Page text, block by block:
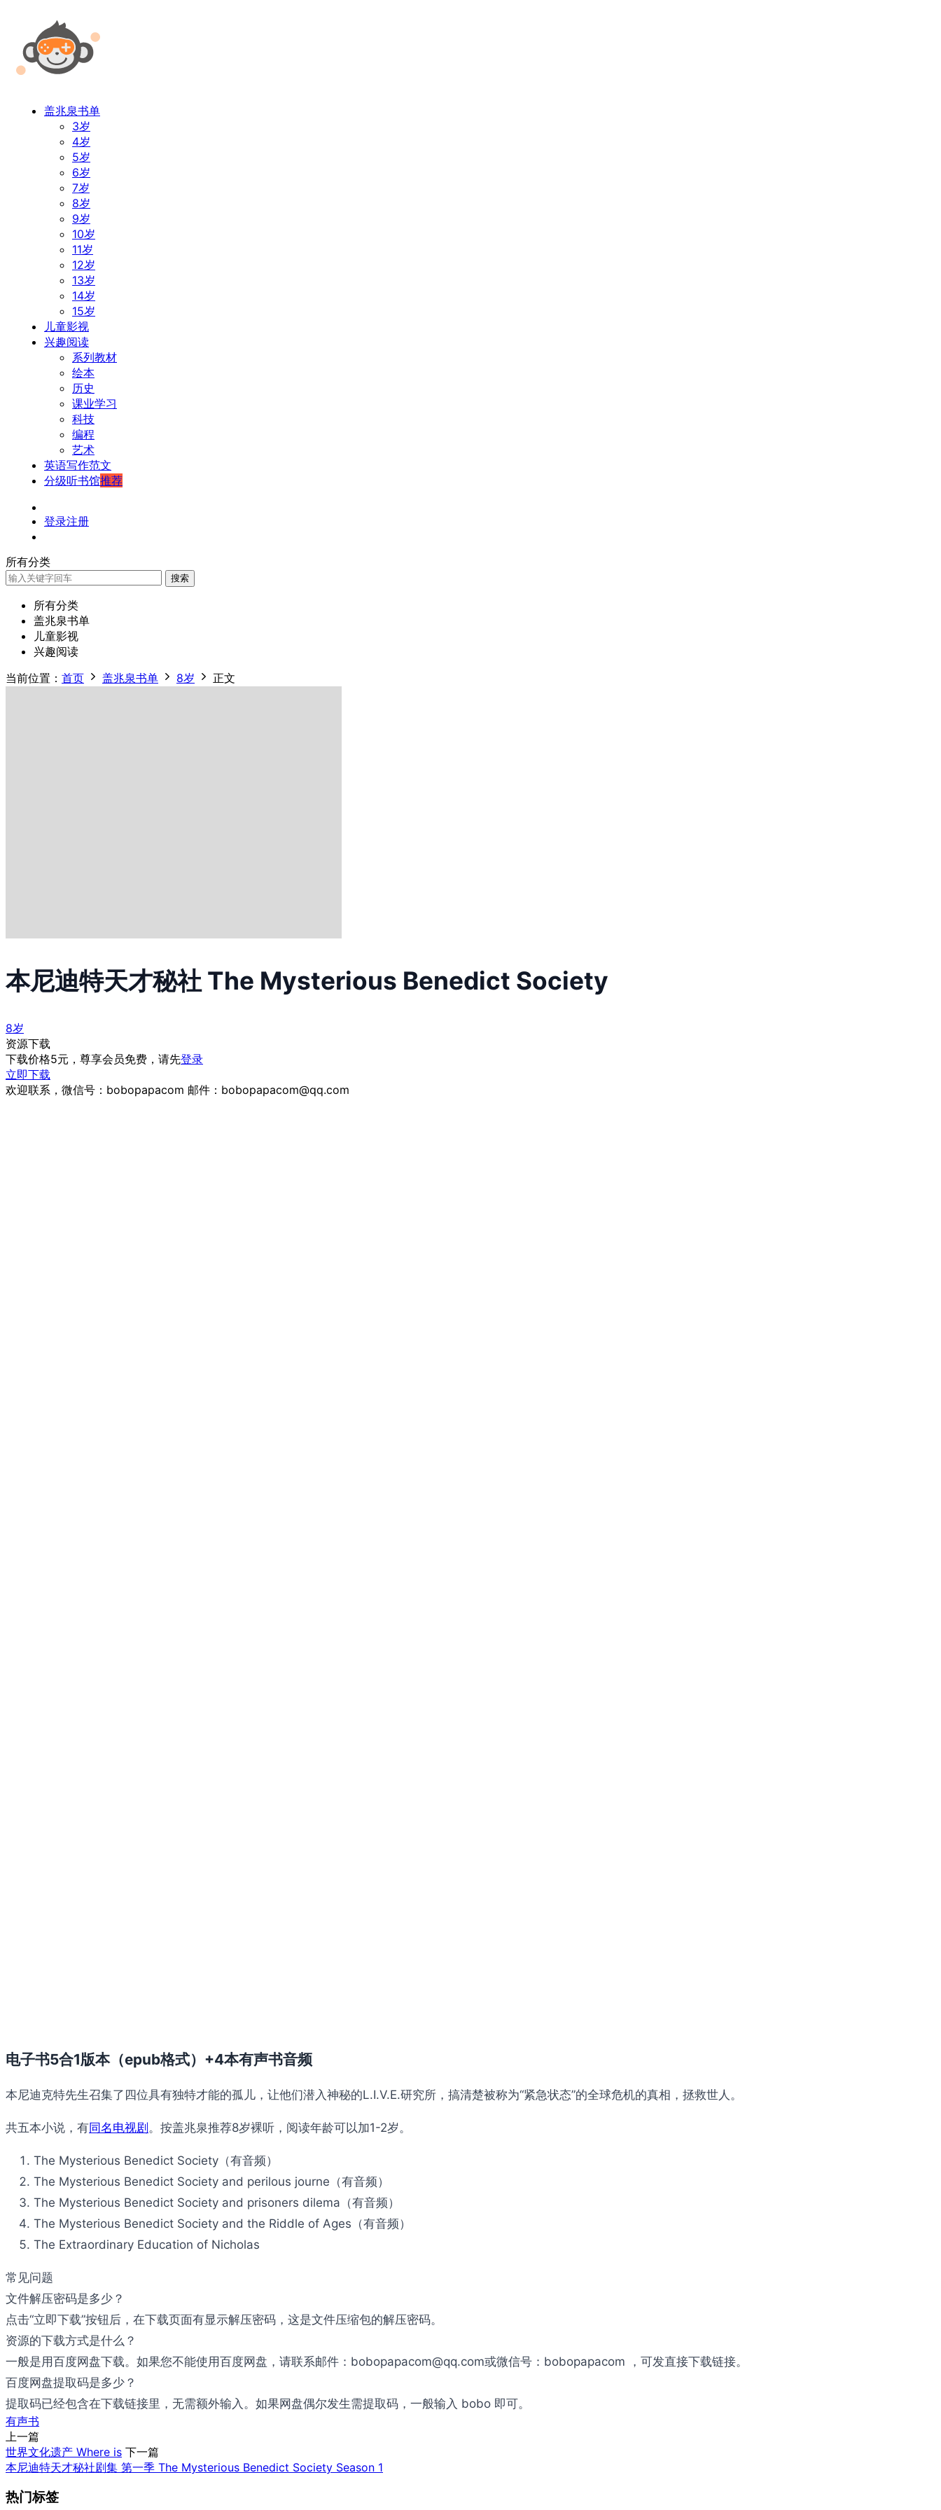
盖兆泉书单
3岁
4岁
5岁
6岁
7岁
8岁
9岁
10岁
11岁
12岁
13岁
14岁
15岁
儿童影视
兴趣阅读
系列教材
绘本
历史
课业学习
科技
编程
艺术
英语写作范文
分级听书馆推荐
登录注册
所有分类
搜索
所有分类
盖兆泉书单
儿童影视
兴趣阅读
当前位置： 首页 盖兆泉书单 8岁 正文
本尼迪特天才秘社 The Mysterious Benedict Society
8岁
资源下载
下载价格5元，尊享会员免费，请先登录
立即下载
欢迎联系，微信号：bobopapacom 邮件：bobopapacom@qq.com
电子书5合1版本（epub格式）+4本有声书音频
本尼迪克特先生召集了四位具有独特才能的孤儿，让他们潜入神秘的L.I.V.E.研究所，搞清楚被称为“紧急状态”的全球危机的真相，拯救世人。
共五本小说，有同名电视剧。按盖兆泉推荐8岁裸听，阅读年龄可以加1-2岁。
The Mysterious Benedict Society（有音频）
The Mysterious Benedict Society and perilous journe（有音频）
The Mysterious Benedict Society and prisoners dilema（有音频）
The Mysterious Benedict Society and the Riddle of Ages（有音频）
The Extraordinary Education of Nicholas
常见问题
文件解压密码是多少？
点击“立即下载”按钮后，在下载页面有显示解压密码，这是文件压缩包的解压密码。
资源的下载方式是什么？
一般是用百度网盘下载。如果您不能使用百度网盘，请联系邮件：bobopapacom@qq.com或微信号：bobopapacom ，可发直接下载链接。
百度网盘提取码是多少？
提取码已经包含在下载链接里，无需额外输入。如果网盘偶尔发生需提取码，一般输入 bobo 即可。
有声书
上一篇
世界文化遗产 Where is 下一篇
本尼迪特天才秘社剧集 第一季 The Mysterious Benedict Society Season 1
热门标签